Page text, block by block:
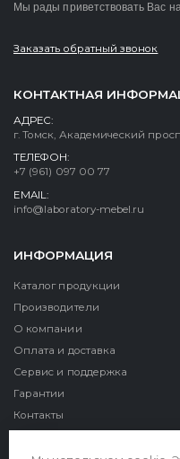
Мы рады приветствовать Вас
Заказать обратный звонок
КОНТАКТНАЯ
АДРЕС:
г. Томск, Академический
ТЕЛЕФОН:
+7 (961) 097 00 77
EMAIL:
info@laboratory-mebel.ru
ИНФОРМАЦИЯ
Каталог продукции
Производители
О компании
Оплата и доставка
Сервис и поддержка
Гарантии
Контакты